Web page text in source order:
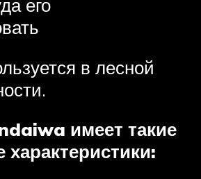
его
в лесной
имеет такие
характеристики: